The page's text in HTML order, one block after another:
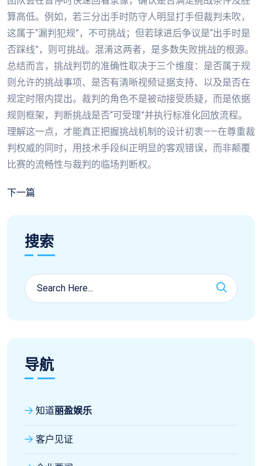
算高低。例如，若三分出手时防守人明显打手但裁判未吹，
这属于“漏判犯规”，不可挑战；但若球进后争议是“出手时是
否踩线”，则可挑战。混淆这两者，是多数失败挑战的根源。
总结而言，挑战判罚的准确性取决于三个维度：是否属于规
则允许的挑战事项、是否有清晰视频证据支持、以及是否在
规定时限内提出。裁判的角色不是被动接受质疑，而是依据
规则框架，判断挑战是否“可受理”并执行标准化回放流程。
理解这一点，才能真正把握挑战机制的设计初衷——在尊重裁
判权威的同时，用技术手段纠正明显的客观错误，而非颠覆
比赛的流畅性与裁判的临场判断权。
下一篇
搜索
导航
知道丽盈娱乐
客户见证